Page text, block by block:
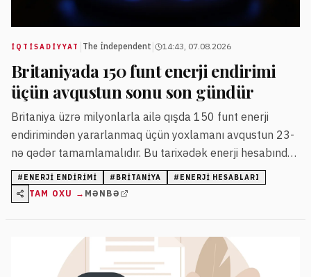
İQTISADIYYAT The İndependent 14:43, 07.08.2026
Britaniyada 150 funt enerji endirimi
üçün avqustun sonu son gündür
Britaniya üzrə milyonlarla ailə qışda 150 funt enerji
endirimindən yararlanmaq üçün yoxlamanı avqustun 23-
nə qədər tamamlamalıdır. Bu tarixədək enerji hesabında
uyğun şəxsin qeydiyyatı tələb edilir.
# ENERJI ENDIRIMI # BRITANIYA # ENERJI HESABLARI
TAM OXU → MƏNBƏ